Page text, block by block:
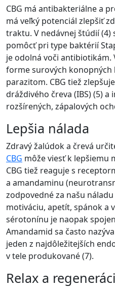
CBG má antibakteriálne a
má veľký potenciál zlepšiť
traktu. V nedávnej štúdií (4)
pomôcť pri type baktérií
je odolná voči antibiotikám.
forme surových
parazitom. CBG tiež
dráždivého čreva (IBS) (5) a
rozšírených, zápalových
Lepšia nálada
Zdravý žalúdok a črevá
CBG môže viesť k lepšiemu
CBG tiež reaguje s
a amandaminu
zodpovedné za našu
motiváciu, apetít, spánok a
sérotonínu je naopak
Amandamid sa často
jeden z najdôležitejších
v tele produkované (7).
Relax a